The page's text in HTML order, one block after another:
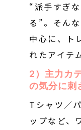
“派手すぎ
る”。そん
中心に、ト
れたアイテ
2）主力カ
の気分に刺
Tシャツ／
ップなど、